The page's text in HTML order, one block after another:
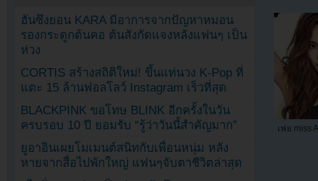
เฟย miss
ฮันซึงยอน KARA มีอาการจากปัญหาหมอน
รองกระดูกต้นคอ ต้นสังกัดแจงหลังแฟนๆ เป็น
ห่วง
CORTIS สร้างสถิติใหม่! ขึ้นแท่นวง K-Pop ที่
แตะ 15 ล้านฟอลโลว์ Instagram เร็วที่สุด
BLACKPINK ขอโทษ BLINK อีกครั้งในวัน
ครบรอบ 10 ปี ยอมรับ “รู้ว่าวันนี้สำคัญมาก”
ยูอาอินเผยโมเมนต์สนิทกับเพื่อนหนุ่ม หลัง
หายจากสื่อไปพักใหญ่ แฟนๆจับตาชีวิตล่าสุด